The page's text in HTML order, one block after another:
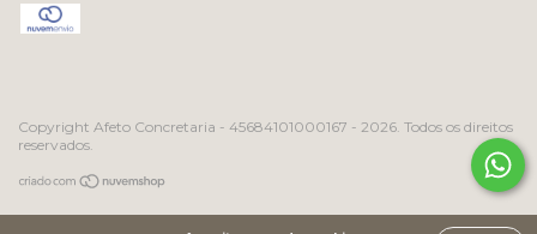
Copyright Afeto Concretaria - 45684101000167 - 2026. Todos os direitos
reservados.